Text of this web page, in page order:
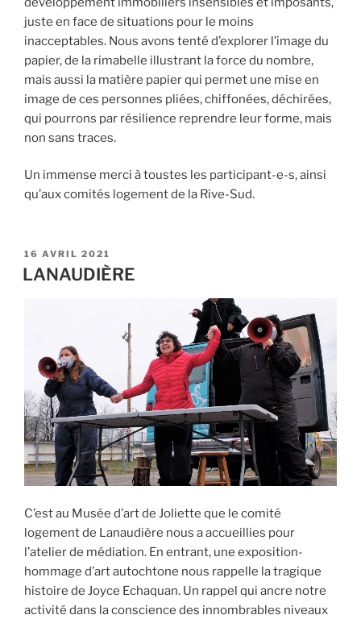
juste en face de situations pour le moins
inacceptables. Nous avons tenté d’explorer l’image du
papier, de la rimabelle illustrant la force du nombre,
mais aussi la matière papier qui permet une mise en
image de ces personnes pliées, chiffonées, déchirées,
qui pourrons par résilience reprendre leur forme, mais
non sans traces.
Un immense merci à toustes les participant-e-s, ainsi
qu’aux comités logement de la Rive-Sud.
PUBLIÉ
LE
16 AVRIL 2021
LANAUDIÈRE
C’est au Musée d’art de Joliette que le comité
logement de Lanaudière nous a accueillies pour
l’atelier de médiation. En entrant, une exposition-
hommage d’art autochtone nous rappelle la tragique
histoire de Joyce Echaquan. Un rappel qui ancre notre
activité dans la conscience des innombrables niveaux